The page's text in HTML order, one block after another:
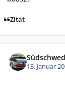
Zitat
13. Januar